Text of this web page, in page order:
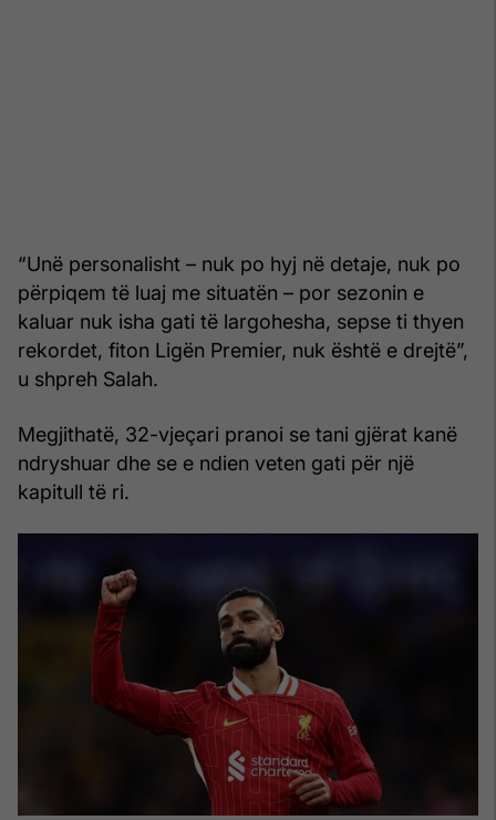
“Unë personalisht – nuk po hyj në detaje, nuk po
përpiqem të luaj me situatën – por sezonin e
kaluar nuk isha gati të largohesha, sepse ti thyen
rekordet, fiton Ligën Premier, nuk është e drejtë”,
u shpreh Salah.
Megjithatë, 32-vjeçari pranoi se tani gjërat kanë
ndryshuar dhe se e ndien veten gati për një
kapitull të ri.